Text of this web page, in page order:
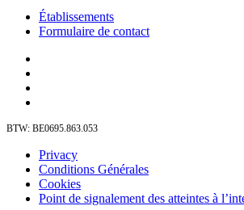
Établissements
Formulaire de contact
BTW: BE0695.863.053
Privacy
Conditions Générales
Cookies
Point de signalement des atteintes à